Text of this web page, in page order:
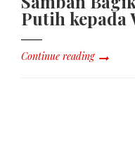
Putih kepada
Continue reading